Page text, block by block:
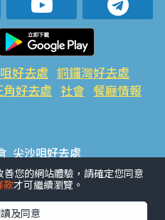
好去處 銅鑼灣好去處
角好去處 社會 餐廳情報
尖沙咀好去處
好去處 旺角好去處 社會
您的網站體驗，請確定您同意
款才可繼續瀏覽。
及同意